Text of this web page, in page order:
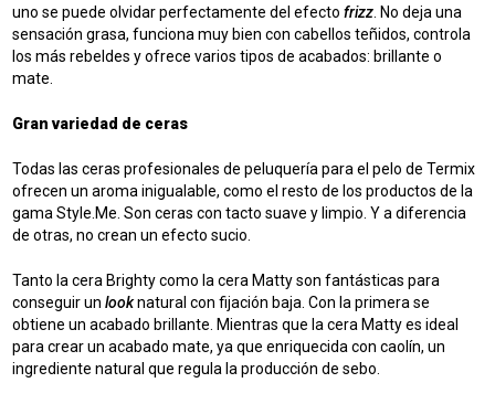
uno se puede olvidar perfectamente del efectofrizz . No deja una
sensación grasa, funciona muy bien con cabellos teñidos, controla
los más rebeldes y ofrece varios tipos de acabados: brillante o
mate.
Gran variedad de ceras
Todas las ceras profesionales de peluquería para el pelo de Termix
ofrecen un aroma inigualable, como el resto de los productos de la
gama Style.Me. Son ceras con tacto suave y limpio. Y a diferencia
de otras, no crean un efecto sucio.
Tanto la cera Brighty como la cera Matty son fantásticas para
conseguir unlooknatural con fijación baja. Con la primera se
obtiene un acabado brillante. Mientras que la cera Matty es ideal
para crear un acabado mate, ya que enriquecida con caolín, un
ingrediente natural que regula la producción de sebo.